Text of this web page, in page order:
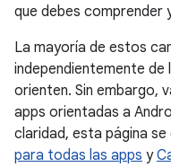
que debes comprender
La mayoría de estos
independientemente de
orienten. Sin embargo,
apps orientadas a
claridad, esta página
para todas las apps y